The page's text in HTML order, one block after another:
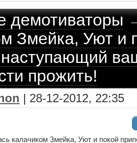
демотиваторы
Змейка, Уют и
наступающий
прожить!
| 28-12-2012, 22:35
калачиком Змейка, Уют и покой